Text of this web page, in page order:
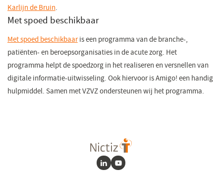
Karlijn de Bruin(opent
in
venster)
.
Met spoed beschikbaar
Met spoed beschikbaar(opent
in
een
nieuw
venster)
is een programma van de branche-,
patiënten- en beroepsorganisaties in de acute zorg. Het
programma helpt de spoedzorg in het realiseren en versnellen van
digitale informatie-uitwisseling. Ook hiervoor is Amigo! een handig
hulpmiddel. Samen met VZVZ ondersteunen wij het programma.
LinkedInYoutube